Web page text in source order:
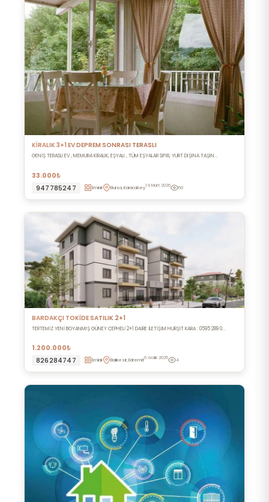
KİRALIK 3+1 EV DEPREM SONRASI TERASLI
GENİŞ TERASLI EV , MEMURA KİRALIK, EŞYALI , TÜM EŞYALAR SIFIR, YURT DIŞINA TAŞIN...
33.000₺
947785247
Emlak Bursa, Karacabey14 Mart 2026 50
BARDAKÇI TOKİDE SATILIK 2+1
TERTEMİZ YENİ BOYANMIŞ GÜNEY CEPHELİ 2+1 DAİRE İLETİŞİM HURŞİT KARA : 0595 289 0...
1.200.000₺
826284747
Emlak Balıkesir, Edremit6 Aralık 2025 4